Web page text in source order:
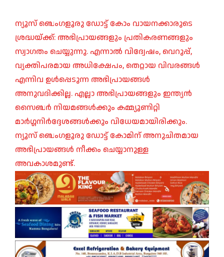
ന്യൂസ് ബെംഗളൂരു ഡോട്ട് കോം വായനക്കാരുടെ
ശ്രദ്ധയ്ക്ക്: അഭിപ്രായങ്ങളും പ്രതികരണങ്ങളും
സ്വാഗതം ചെയ്യുന്നു. എന്നാൽ വിദ്വേഷം, വെറുപ്പ്,
വ്യക്തിപരമായ അധിക്ഷേപം, തെറ്റായ വിവരങ്ങൾ
എന്നിവ ഉൾപ്പെടുന്ന അഭിപ്രായങ്ങൾ
അനുവദിക്കില്ല. എല്ലാ അഭിപ്രായങ്ങളും ഇന്ത്യൻ
സൈബർ നിയമങ്ങൾക്കും കമ്മ്യൂണിറ്റി
മാർഗ്ഗനിർദ്ദേശങ്ങൾക്കും വിധേയമായിരിക്കും.
ന്യൂസ് ബെംഗളൂരു ഡോട്ട് കോമിന് അനുചിതമായ
അഭിപ്രായങ്ങൾ നീക്കം ചെയ്യാനുള്ള
അവകാശമുണ്ട്.